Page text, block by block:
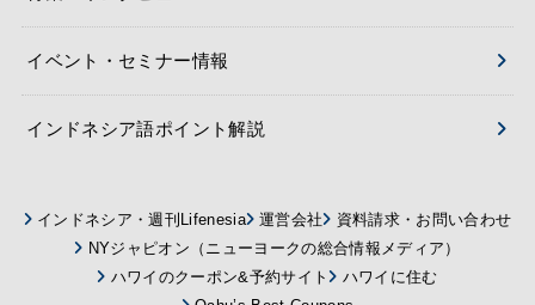
イベント・セミナー情報
インドネシア語ポイント解説
インドネシア・週刊Lifenesia 運営会社
資料請求・お問い合わせ
NYジャピオン（ニューヨークの総合情報メディア）
ハワイのクーポン&予約サイト
ハワイに住む